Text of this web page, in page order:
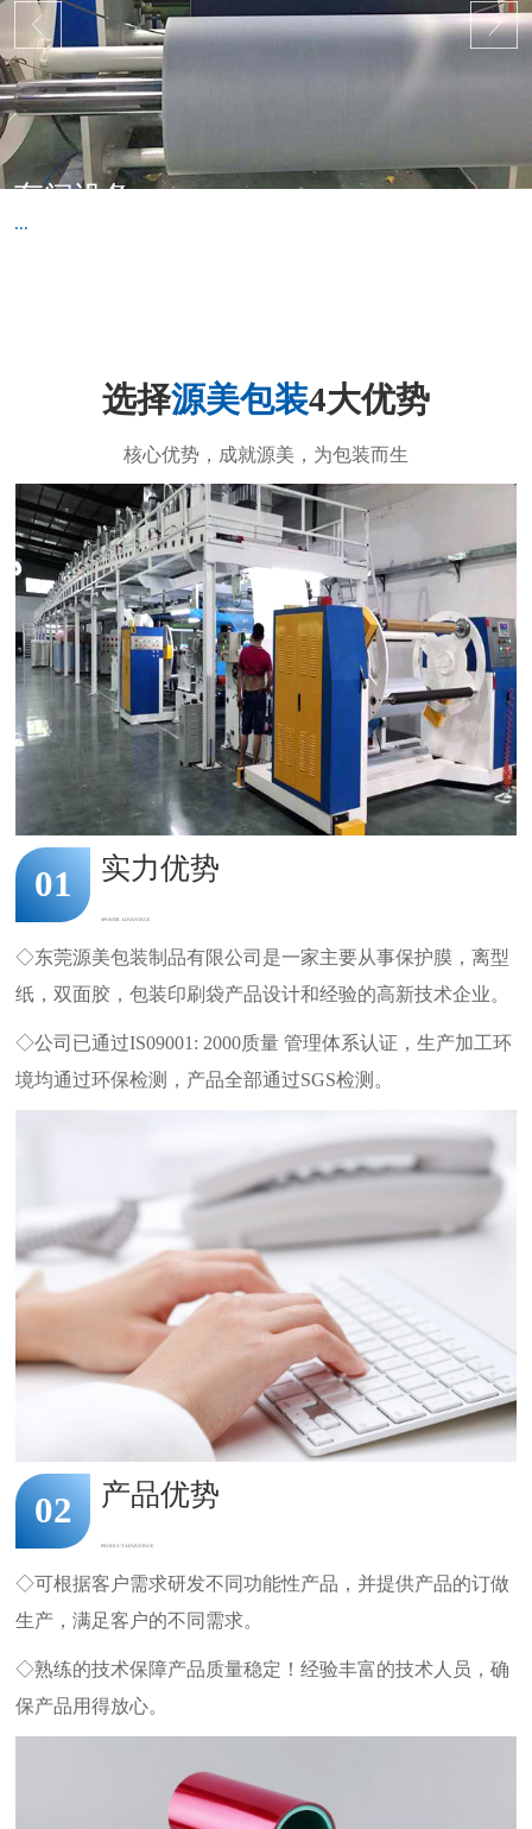
车间设备
...
选择源美包装4大优势
核心优势，成就源美，为包装而生
01 实力优势
SPOWER ADVANTAGE
◇东莞源美包装制品有限公司是一家主要从事保护膜，离型
纸，双面胶，包装印刷袋产品设计和经验的高新技术企业。
◇公司已通过IS09001: 2000质量 管理体系认证，生产加工环
境均通过环保检测，产品全部通过SGS检测。
02 产品优势
PRODUCT ADVANTAGE
◇可根据客户需求研发不同功能性产品，并提供产品的订做
生产，满足客户的不同需求。
◇熟练的技术保障产品质量稳定！经验丰富的技术人员，确
保产品用得放心。